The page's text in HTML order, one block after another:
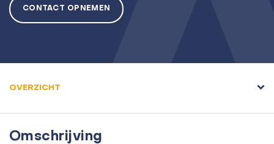
CONTACT OPNEMEN
OVERZICHT
Omschrijving